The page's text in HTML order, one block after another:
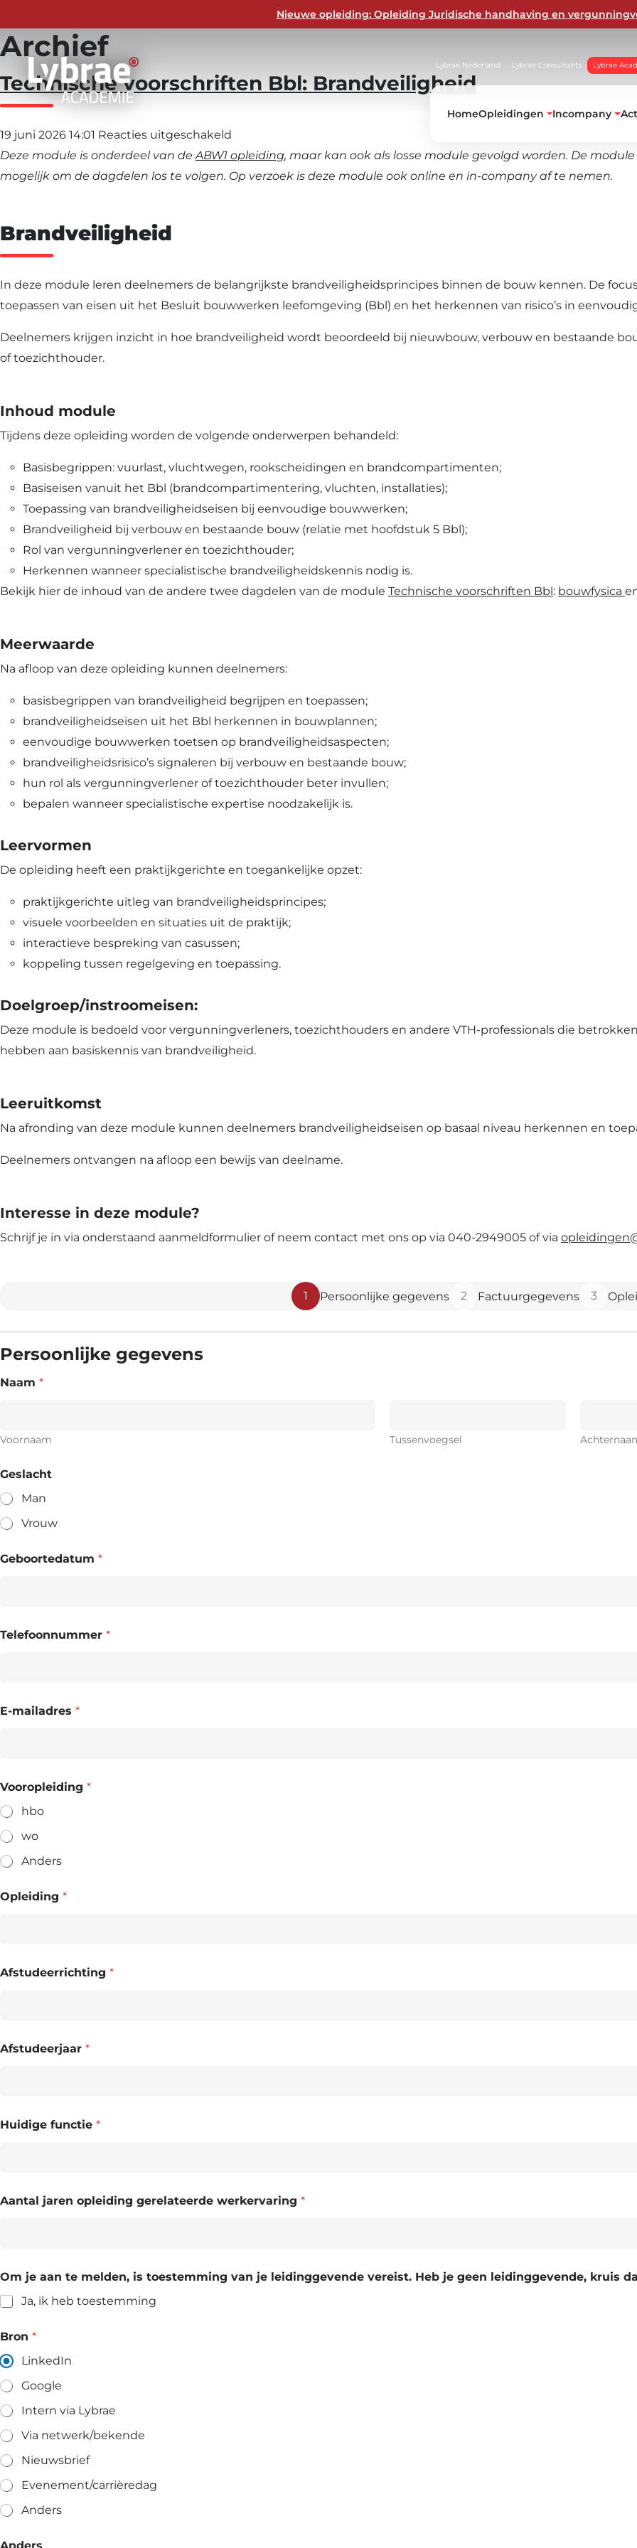
Nieuwe opleiding: Opleiding Juridische handhaving en
Lybrae Nederland Lybrae Consultants Lybrae
HomeOpleidingen Incompany
Archief
Technische voorschriften Bbl: Brandveiligheid
19 juni 2026 14:01 Reacties uitgeschakeld
Technische
voorschriften
Deze module is onderdeel van deABW1 opleiding, maar kan ook als losse module gevolgd worden. De module
mogelijk om de dagdelen los te volgen. Op verzoek is deze module ook online en in-company af te nemen.
Brandveiligheid
In deze module leren deelnemers de belangrijkste brandveiligheidsprincipes binnen de bouw kennen. De
toepassen van eisen uit het Besluit bouwwerken leefomgeving (Bbl) en het herkennen van risico’s in
Deelnemers krijgen inzicht in hoe brandveiligheid wordt beoordeeld bij nieuwbouw, verbouw en bestaande
of toezichthouder.
Inhoud module
Tijdens deze opleiding worden de volgende onderwerpen behandeld:
Basisbegrippen: vuurlast, vluchtwegen, rookscheidingen en brandcompartimenten;
Basiseisen vanuit het Bbl (brandcompartimentering, vluchten, installaties);
Toepassing van brandveiligheidseisen bij eenvoudige bouwwerken;
Brandveiligheid bij verbouw en bestaande bouw (relatie met hoofdstuk 5 Bbl);
Rol van vergunningverlener en toezichthouder;
Herkennen wanneer specialistische brandveiligheidskennis nodig is.
Bekijk hier de inhoud van de andere twee dagdelen van de module Technische voorschriften Bbl: bouwfysica
Meerwaarde
Na afloop van deze opleiding kunnen deelnemers:
basisbegrippen van brandveiligheid begrijpen en toepassen;
brandveiligheidseisen uit het Bbl herkennen in bouwplannen;
eenvoudige bouwwerken toetsen op brandveiligheidsaspecten;
brandveiligheidsrisico’s signaleren bij verbouw en bestaande bouw;
hun rol als vergunningverlener of toezichthouder beter invullen;
bepalen wanneer specialistische expertise noodzakelijk is.
Leervormen
De opleiding heeft een praktijkgerichte en toegankelijke opzet:
praktijkgerichte uitleg van brandveiligheidsprincipes;
visuele voorbeelden en situaties uit de praktijk;
interactieve bespreking van casussen;
koppeling tussen regelgeving en toepassing.
Doelgroep/instroomeisen:
Deze module is bedoeld voor vergunningverleners, toezichthouders en andere VTH-professionals die
hebben aan basiskennis van brandveiligheid.
Leeruitkomst
Na afronding van deze module kunnen deelnemers brandveiligheidseisen op basaal niveau herkennen en
Deelnemers ontvangen na afloop een bewijs van deelname.
Interesse in deze module?
Schrijf je in via onderstaand aanmeldformulier of neem contact met ons op via 040-2949005 of via
1 Persoonlijke gegevens 2 Factuurgegevens 3
Persoonlijke gegevens
Naam *
Voornaam Tussenvoegsel
Geslacht
Man
Vrouw
Geboortedatum *
Telefoonnummer *
E-mailadres *
Vooropleiding *
hbo
wo
Anders
Opleiding *
Afstudeerrichting *
Afstudeerjaar *
Huidige functie *
Aantal jaren opleiding gerelateerde werkervaring *
Om je aan te melden, is toestemming van je leidinggevende vereist. Heb je geen leidinggevende, kruis
Ja, ik heb toestemming
Bron *
LinkedIn
Google
Intern via Lybrae
Via netwerk/bekende
Nieuwsbrief
Evenement/carrièredag
Anders